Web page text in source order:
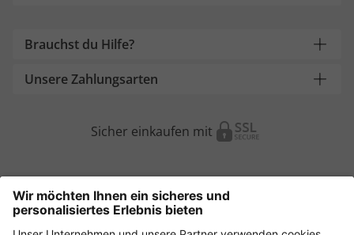
Brauchst du Hilfe?
Unsere Zahlungsarten
Sicher einkaufen mit
Weitere Onlineshops